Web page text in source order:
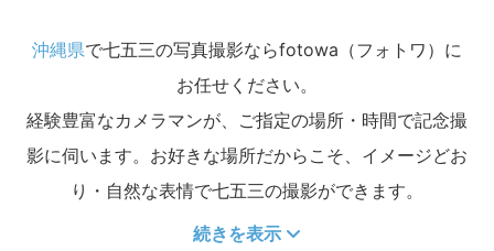
沖縄県で七五三の写真撮影ならfotowa（フォトワ）に
お任せください。
経験豊富なカメラマンが、ご指定の場所・時間で記念撮
影に伺います。お好きな場所だからこそ、イメージどお
り・自然な表情で七五三の撮影ができます。
続きを表示